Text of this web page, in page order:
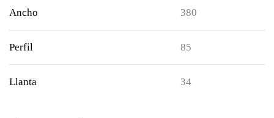
Ancho 380
Perfil 85
Llanta 34